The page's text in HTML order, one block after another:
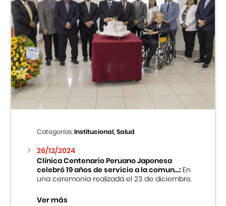
Categorías:Institucional, Salud
26/12/2024
Clínica Centenario Peruano Japonesa
celebró 19 años de servicio a la comun...:En
una ceremonia realizada el 23 de diciembre.
Ver más